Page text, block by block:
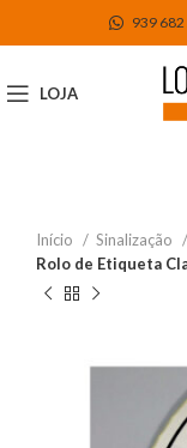
939
LOJA
Início
Sinalização
Rolo de Etiqueta